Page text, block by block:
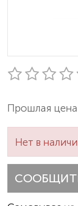
Прошлая
Нет в